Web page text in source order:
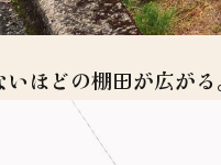
ほどの棚田が広が